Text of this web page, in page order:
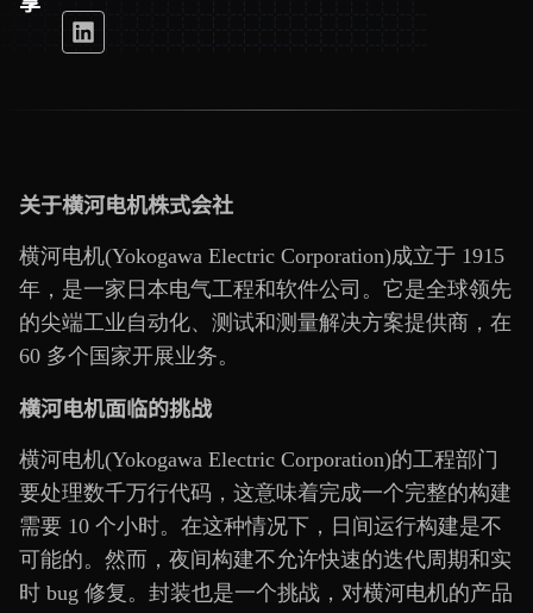
关于横河电机株式会社
横河电机(Yokogawa Electric Corporation)成立于 1915
年，是一家日本电气工程和软件公司。它是全球领先
的尖端工业自动化、测试和测量解决方案提供商，在
60 多个国家开展业务。
横河电机面临的挑战
横河电机(Yokogawa Electric Corporation)的工程部门
要处理数千万行代码，这意味着完成一个完整的构建
需要 10 个小时。在这种情况下，日间运行构建是不
可能的。然而，夜间构建不允许快速的迭代周期和实
时 bug 修复。封装也是一个挑战，对横河电机的产品